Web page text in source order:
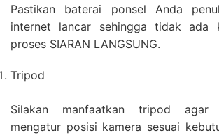
Pastikan baterai ponsel Anda
internet lancar sehingga tidak ada
proses SIARAN LANGSUNG.
Tripod
Silakan manfaatkan tripod agar
mengatur posisi kamera sesuai